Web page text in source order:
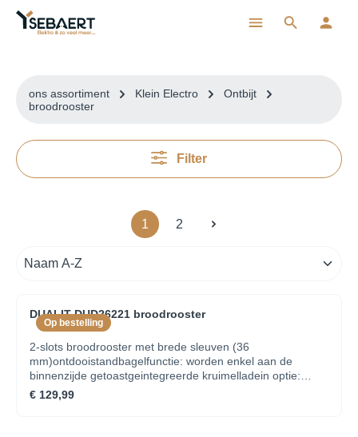
ons assortiment Klein Electro
Ontbijt
broodrooster
Filter
1 2
Op bestelling
DUALIT DUD26221 broodrooster
2-slots broodrooster met brede sleuven (36
mm)ontdooistandbagelfunctie: worden enkel aan de
binnenzijde getoastgeintegreerde kruimelladein optie:
tostiklemmen
€ 129,99